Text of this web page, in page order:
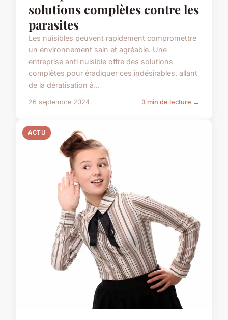
solutions complètes contre les
parasites
Les nuisibles peuvent rapidement compromettre
un environnement sain et agréable. Une
entreprise anti nuisible offre des solutions
complètes pour éradiquer ces indésirables, allant
de la dératisation à...
26 septembre 2024 3 min de lecture →
ACTU